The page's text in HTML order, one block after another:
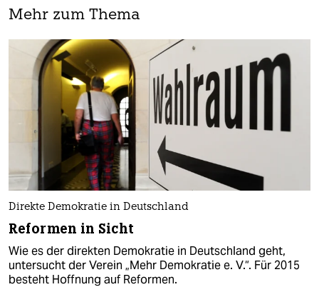
Mehr zum Thema
Direkte Demokratie in Deutschland
Reformen in Sicht
Wie es der direkten Demokratie in Deutschland geht,
untersucht der Verein „Mehr Demokratie e. V.“. Für 2015
besteht Hoffnung auf Reformen.